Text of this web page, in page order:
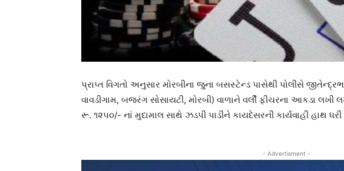
પ્રાપ્ત વિગતો અનુસાર મોરબીના જુના બસસ્ટેન્ડ પાસેથી પોલીસે
વાવડીગામ, બજરંગ સોસાયટી, મોરબી) વાળાને વર્લી ફીચરના આકડા લખી
રૂ. ૧૨૫૦/- નાં મુદામાલ સાથે ઝડપી પાડીને કાયદેસરની કાર્યવાહી હાથ
- Advertisment -